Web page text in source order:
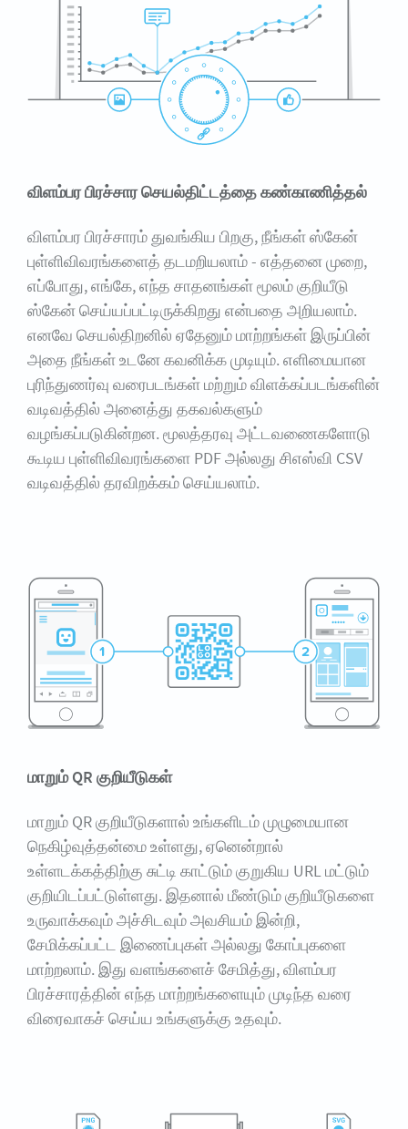
விளம்பர பிரச்சார செயல்திட்டத்தை கண்காணித்தல்
விளம்பர பிரச்சாரம் துவங்கிய பிறகு, நீங்கள் ஸ்கேன்
புள்ளிவிவரங்களைத் தடமறியலாம் - எத்தனை முறை,
எப்போது, எங்கே, எந்த சாதனங்கள் மூலம் குறியீடு
ஸ்கேன் செய்யப்பட்டிருக்கிறது என்பதை அறியலாம்.
எனவே செயல்திறனில் ஏதேனும் மாற்றங்கள் இருப்பின்
அதை நீங்கள் உடனே கவனிக்க முடியும். எளிமையான
புரிந்துணர்வு வரைபடங்கள் மற்றும் விளக்கப்படங்களின்
வடிவத்தில் அனைத்து தகவல்களும்
வழங்கப்படுகின்றன. மூலத்தரவு அட்டவணைகளோடு
கூடிய புள்ளிவிவரங்களை PDF அல்லது சிஎஸ்வி CSV
வடிவத்தில் தரவிறக்கம் செய்யலாம்.
மாறும் QR குறியீடுகள்
மாறும் QR குறியீடுகளால் உங்களிடம் முழுமையான
நெகிழ்வுத்தன்மை உள்ளது, ஏனென்றால்
உள்ளடக்கத்திற்கு சுட்டி காட்டும் குறுகிய URL மட்டும்
குறியிடப்பட்டுள்ளது. இதனால் மீண்டும் குறியீடுகளை
உருவாக்கவும் அச்சிடவும் அவசியம் இன்றி,
சேமிக்கப்பட்ட இணைப்புகள் அல்லது கோப்புகளை
மாற்றலாம். இது வளங்களைச் சேமித்து, விளம்பர
பிரச்சாரத்தின் எந்த மாற்றங்களையும் முடிந்த வரை
விரைவாகச் செய்ய உங்களுக்கு உதவும்.